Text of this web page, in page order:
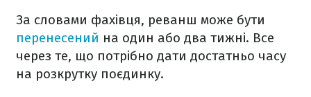
За словами фахівця, реванш може бути
перенесений на один або два тижні. Все
через те, що потрібно дати достатньо часу
на розкрутку поєдинку.